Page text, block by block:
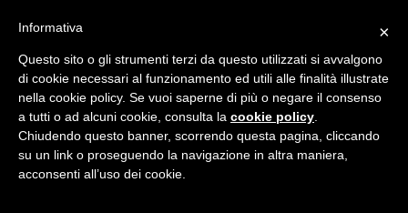
×
Informativa
Questo sito o gli strumenti terzi da questo utilizzati si avvalgono
di cookie necessari al funzionamento ed utili alle finalità illustrate
nella cookie policy. Se vuoi saperne di più o negare il consenso
a tutti o ad alcuni cookie, consulta la cookie policy.
Chiudendo questo banner, scorrendo questa pagina, cliccando
su un link o proseguendo la navigazione in altra maniera,
acconsenti all’uso dei cookie.